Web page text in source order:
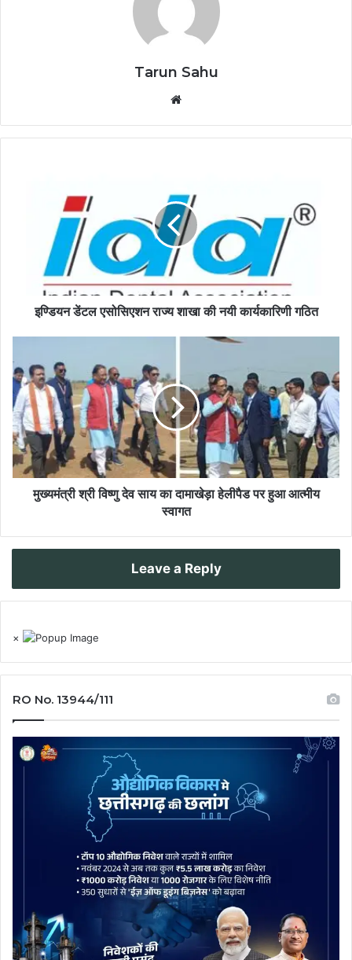
Tarun Sahu
इण्डियन डेंटल एसोसिएशन राज्य शाखा की नयी कार्यकारिणी गठित
मुख्यमंत्री श्री विष्णु देव साय का दामाखेड़ा हेलीपैड पर हुआ आत्मीय
स्वागत
Leave a Reply
×
RO No. 13944/111